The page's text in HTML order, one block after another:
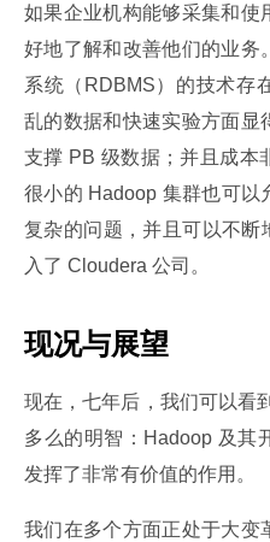
如果企业机构能够采集和使
好地了解和改善他们的业务
系统（RDBMS）的技术存
乱的数据和快速实验方面显
支撑 PB 级数据；并且成本
很小的 Hadoop 集群也可以
复杂的问题，并且可以不断
入了 Cloudera 公司。
现况与展望
现在，七年后，我们可以看
多么的明智：Hadoop 及其
发挥了非常有价值的作用。
我们在多个方面正处于大变